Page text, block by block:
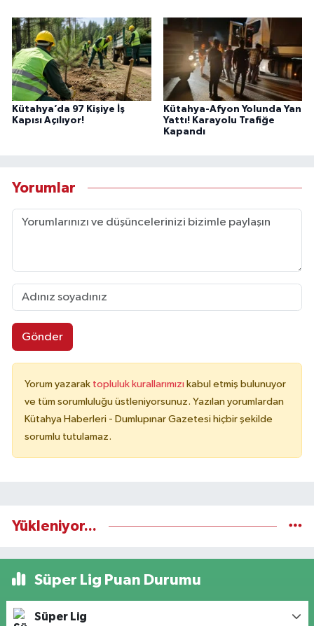
Kütahya’da 97 Kişiye İş
Kapısı Açılıyor!
Kütahya-Afyon Yolunda Yan
Yattı! Karayolu Trafiğe
Kapandı
Yorumlar
Gönder
Yorum yazarak topluluk kurallarımızı kabul etmiş bulunuyor
ve tüm sorumluluğu üstleniyorsunuz. Yazılan yorumlardan
Kütahya Haberleri - Dumlupınar Gazetesi hiçbir şekilde
sorumlu tutulamaz.
Yükleniyor...
Süper Lig Puan Durumu
Süper Lig